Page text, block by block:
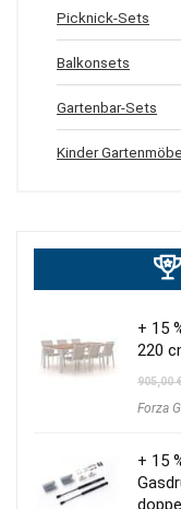
Picknick-Sets
Balkonsets
Gartenbar-Sets
Kinder
+ 15
220
905,00
Forza
+ 15